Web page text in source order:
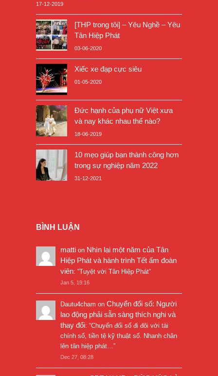
17-12-2019
[THP trong tôi] – Yêu Nghề – Yêu
Tân Hiệp Phát
03-06-2020
Xiếc xe đạp cực siêu
01-05-2020
Đức hạnh của phụ nữ Việt xưa
và nay khác nhau thế nào?
18-06-2019
10 mẹo giúp bạn thành công hơn
trong sự nghiệp năm 2022
31-12-2021
BÌNH LUẬN
matti on Nhìn lại một năm của Tân
Hiệp Phát và hành trình Tết ấm đoàn
viên: “Tuyệt vời Tân Hiệp Phát”
Jan 5, 19:16
Dautu4cham on Chuyển đổi số: Người
lao động phải sẵn sàng thích nghi và
thay đổi: “Chuyển đổi số đi đôi với tài
chính số, tiền tệ kỹ thuật số. Nhanh chân
lên tân hiệp phát… ”
Dec 27, 08:28